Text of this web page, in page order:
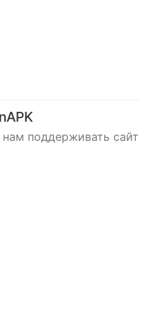
поддерживать сайт